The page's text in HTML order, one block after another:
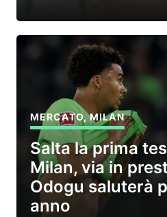
MERCATO,MILAN
Salta la prima
Milan, via in
Odogu saluterà
anno